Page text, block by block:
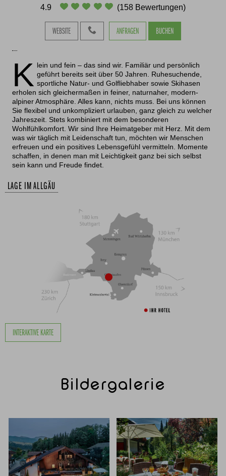
4.9 (158 Bewertungen)
WEBSITE ANFRAGEN BUCHEN
K lein und fein – das sind wir. Familiär und persönlich
geführt bereits seit über 50 Jahren. Ruhesuchende,
sportliche Natur- und Golfliebhaber sowie Skihasen
erholen sich gleichermaßen in feiner, naturnaher, modern-
alpiner Atmosphäre. Alles kann, nichts muss. Bei uns können
Sie flexibel und unkompliziert urlauben, ganz gleich zu welcher
Jahreszeit. Stets kombiniert mit dem besonderen
Wohlfühlkomfort. Wir sind Ihre Heimatgeber mit Herz. Mit dem
was wir täglich mit Leidenschaft tun, möchten wir Menschen
erfreuen und ein positives Lebensgefühl vermitteln. Momente
schaffen, in denen man mit Leichtigkeit ganz bei sich selbst
sein kann und Freude findet.
LAGE IM ALLGÄU
INTERAKTIVE KARTE
Bildergalerie